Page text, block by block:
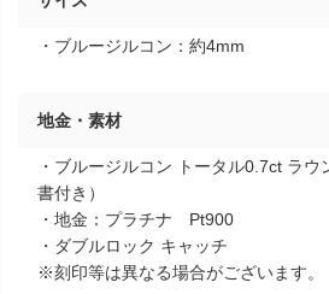
・ブルージルコン：約4mm
地金・素材
・ブルージルコン トータル0.7ct ラ
書付き）
・地金：プラチナ Pt900
・ダブルロック キャッチ
※刻印等は異なる場合がございます。